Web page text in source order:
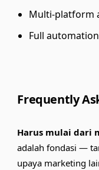
Multi-platform
Full
Frequently
Harus mulai dari
adalah fondasi —
upaya marketing